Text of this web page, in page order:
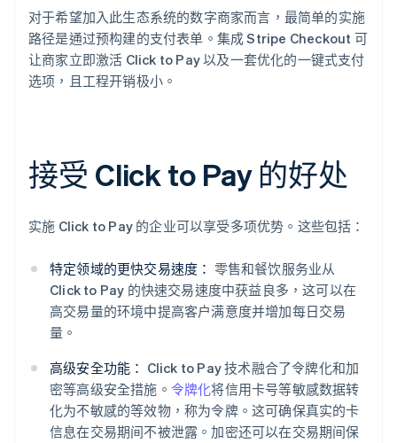
对于希望加入此生态系统的数字商家而言，最简单的实施
路径是通过预构建的支付表单。集成 Stripe Checkout 可
让商家立即激活 Click to Pay 以及一套优化的一键式支付
选项，且工程开销极小。
接受 Click to Pay 的好处
实施 Click to Pay 的企业可以享受多项优势。这些包括：
特定领域的更快交易速度： 零售和餐饮服务业从
Click to Pay 的快速交易速度中获益良多，这可以在
高交易量的环境中提高客户满意度并增加每日交易
量。
高级安全功能： Click to Pay 技术融合了令牌化和加
密等高级安全措施。 令牌化将信用卡号等敏感数据转
化为不敏感的等效物，称为令牌。这可确保真实的卡
信息在交易期间不被泄露。加密还可以在交易期间保